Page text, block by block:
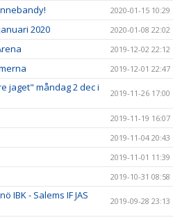
2020-01-15 10:29
2020 2020-01-08 22:02
2019-12-02 22:12
2019-12-01 22:47
jaget" måndag 2 dec i
2019-11-26 17:00
2019-11-19 16:07
2019-11-04 20:43
2019-11-01 11:39
2019-10-31 08:58
IBK - Salems IF JAS
2019-09-28 23:13